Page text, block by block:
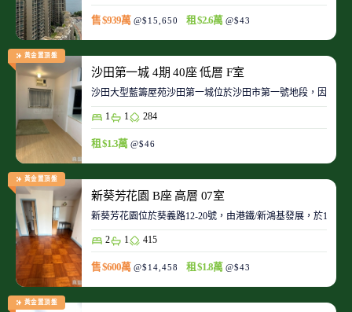
售 $939萬 @$15,650 租 $2.6萬 @$43
黃金置頂盤
沙田第一城 4期 40座 低層 F室
沙田大型藍籌屋苑沙田第一城位於沙田市第一號地段，因此
1 1 284
租 $1.3萬 @$46
黃金置頂盤
新葵芳花園 B座 高層 07室
新葵芳花園位於葵義路12-20號，由港鐵/新鴻基發展，於
2 1 415
售 $600萬 @$14,458 租 $1.8萬 @$43
黃金置頂盤